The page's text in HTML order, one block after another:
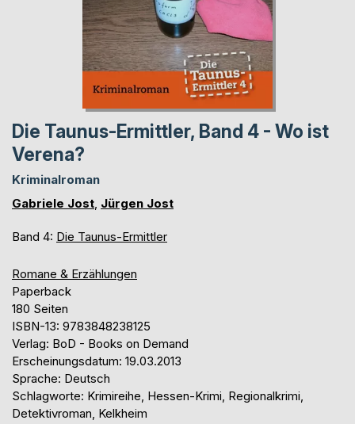
Die Taunus-Ermittler, Band 4 - Wo ist
Verena?
Kriminalroman
Gabriele Jost, Jürgen Jost
Band 4: Die Taunus-Ermittler
Romane & Erzählungen
Paperback
180 Seiten
ISBN-13: 9783848238125
Verlag: BoD - Books on Demand
Erscheinungsdatum: 19.03.2013
Sprache: Deutsch
Schlagworte: Krimireihe, Hessen-Krimi, Regionalkrimi,
Detektivroman, Kelkheim